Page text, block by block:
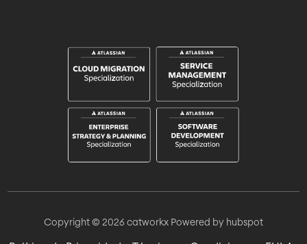
Copyright © 2026 catworkx Powered by hubspot